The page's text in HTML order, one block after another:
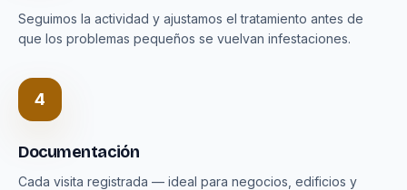
Seguimos la actividad y ajustamos el tratamiento antes de
que los problemas pequeños se vuelvan infestaciones.
4
Documentación
Cada visita registrada — ideal para negocios, edificios y